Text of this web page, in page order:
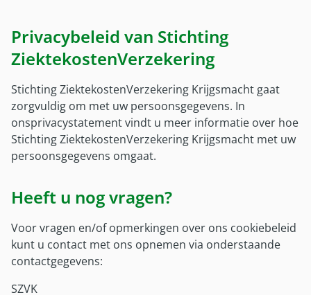
Privacybeleid van Stichting
ZiektekostenVerzekering
Stichting ZiektekostenVerzekering Krijgsmacht gaat
zorgvuldig om met uw persoonsgegevens. In
onsprivacystatement vindt u meer informatie over hoe
Stichting ZiektekostenVerzekering Krijgsmacht met uw
persoonsgegevens omgaat.
Heeft u nog vragen?
Voor vragen en/of opmerkingen over ons cookiebeleid
kunt u contact met ons opnemen via onderstaande
contactgegevens:
SZVK